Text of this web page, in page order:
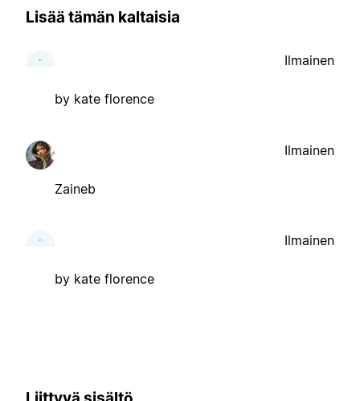
Lisää tämän kaltaisia
by kate florence
Ilmainen
Zaineb
Ilmainen
by kate florence
Ilmainen